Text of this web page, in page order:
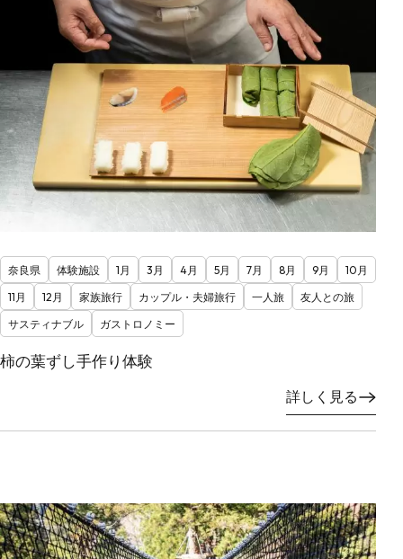
奈良県 体験施設 1月 3月 4月 5月 7月 8月 9月
10月
11月
12月 家族旅行 カップル・夫婦旅行 一人旅
友人との旅
サスティナブル
ガストロノミー
柿の葉ずし手作り体験
詳しく見る